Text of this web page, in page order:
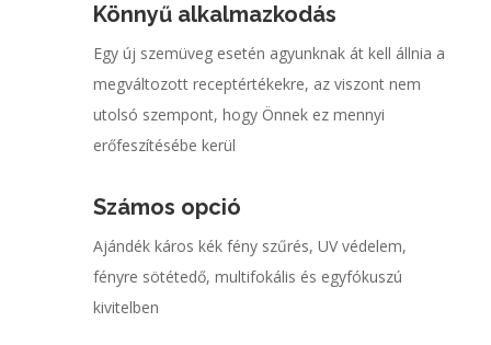
Könnyű alkalmazkodás
Egy új szemüveg esetén agyunknak át kell állnia a
megváltozott receptértékekre, az viszont nem
utolsó szempont, hogy Önnek ez mennyi
erőfeszítésébe kerül
Számos opció
Ajándék káros kék fény szűrés, UV védelem,
fényre sötétedő, multifokális és egyfókuszú
kivitelben